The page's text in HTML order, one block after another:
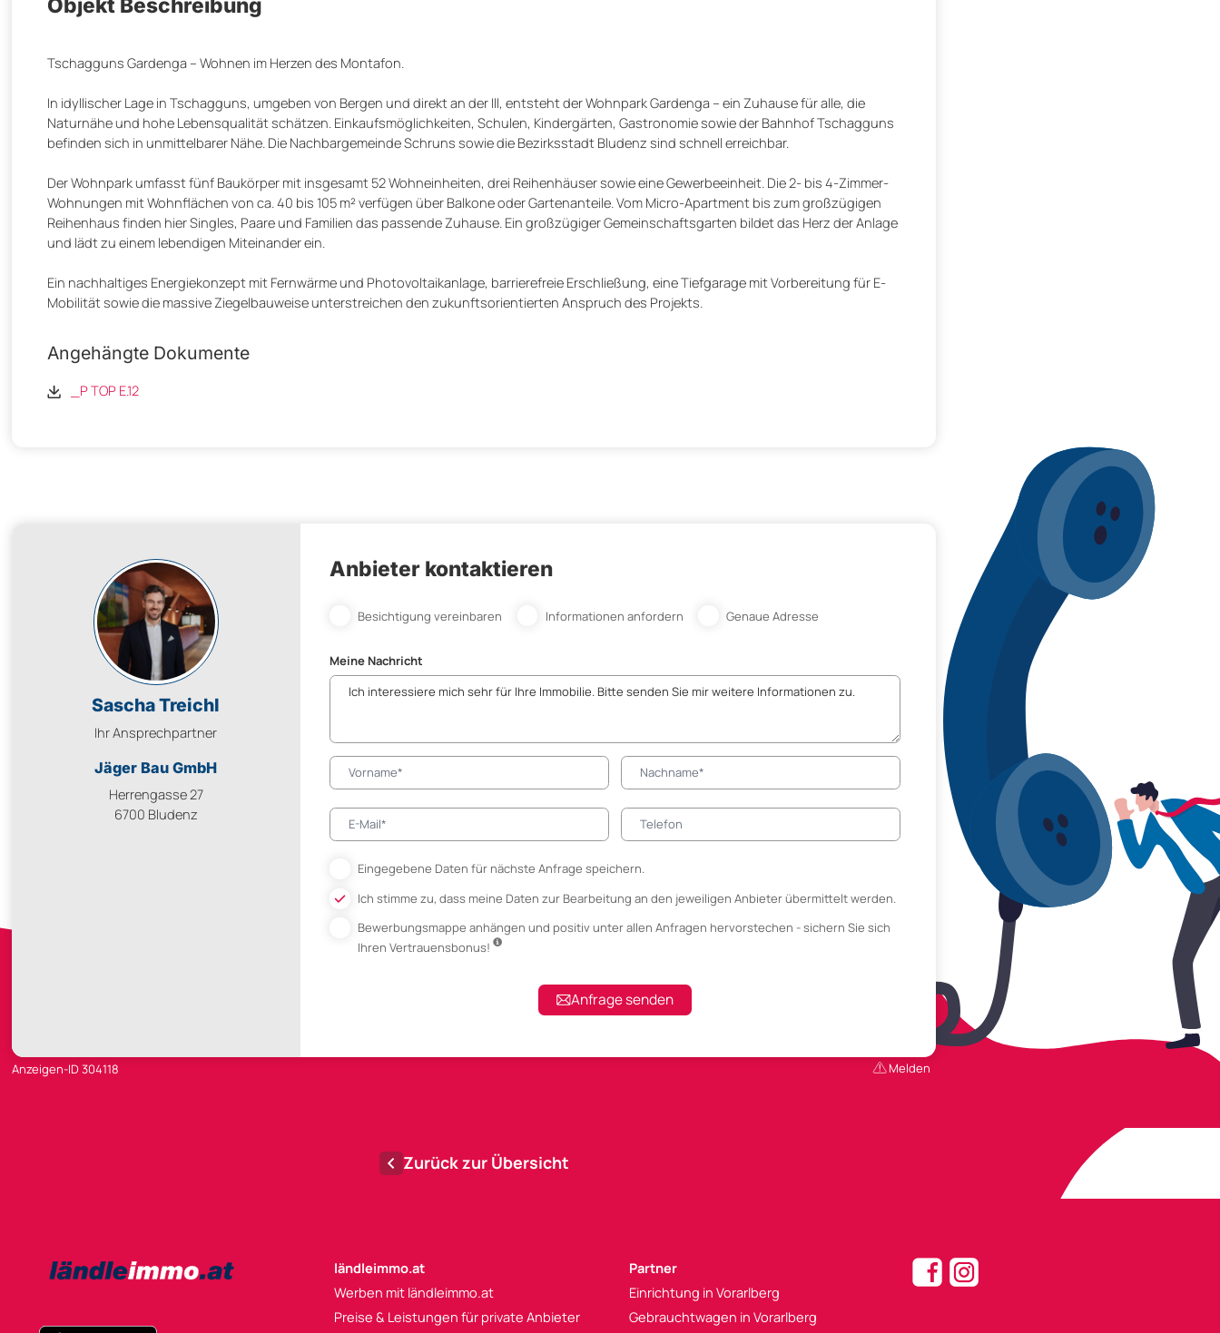
Tschagguns Gardenga – Wohnen im Herzen des Montafon.
In idyllischer Lage in Tschagguns, umgeben von Bergen und direkt an der Ill, entsteht der Wohnpark Gardenga – ein Zuhause für alle, die
Naturnähe und hohe Lebensqualität schätzen. Einkaufsmöglichkeiten, Schulen, Kindergärten, Gastronomie sowie der Bahnhof Tschagguns
befinden sich in unmittelbarer Nähe. Die Nachbargemeinde Schruns sowie die Bezirksstadt Bludenz sind schnell erreichbar.
Der Wohnpark umfasst fünf Baukörper mit insgesamt 52 Wohneinheiten, drei Reihenhäuser sowie eine Gewerbeeinheit. Die 2- bis 4-Zimmer-
Wohnungen mit Wohnflächen von ca. 40 bis 105 m² verfügen über Balkone oder Gartenanteile. Vom Micro-Apartment bis zum großzügigen
Reihenhaus finden hier Singles, Paare und Familien das passende Zuhause. Ein großzügiger Gemeinschaftsgarten bildet das Herz der Anlage
und lädt zu einem lebendigen Miteinander ein.
Ein nachhaltiges Energiekonzept mit Fernwärme und Photovoltaikanlage, barrierefreie Erschließung, eine Tiefgarage mit Vorbereitung für E-
Mobilität sowie die massive Ziegelbauweise unterstreichen den zukunftsorientierten Anspruch des Projekts.
Angehängte Dokumente
_P TOP E.12
Sascha Treichl
Ihr Ansprechpartner
Jäger Bau GmbH
Herrengasse 27
6700 Bludenz
Anbieter kontaktieren
Besichtigung vereinbaren Informationen anfordern Genaue Adresse
Meine Nachricht
Eingegebene Daten für nächste Anfrage speichern.
Ich stimme zu, dass meine Daten zur Bearbeitung an den jeweiligen Anbieter übermittelt werden.
Bewerbungsmappe anhängenund positiv unter allen Anfragen hervorstechen - sichern Sie sich
Ihren Vertrauensbonus!
Anfrage senden
Anzeigen-ID 304118 Melden
Zurück zur Übersicht
ländleimmo.at
Werben mit ländleimmo.at
Preise & Leistungen für private Anbieter
Partner
Einrichtung in Vorarlberg
Gebrauchtwagen in Vorarlberg